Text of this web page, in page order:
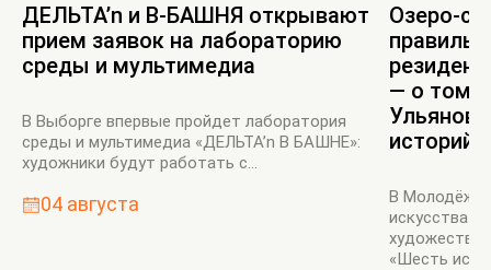
ДЕЛЬТА’n и В-БАШНЯ открывают
прием заявок на лабораторию
среды и мультимедиа
В Выборге впервые пройдет лаборатория
среды и мультимедиа «ДЕЛЬТА’n В БАШНЕ»:
художники будут работать с...
04 августа
Озеро-
— о том,
историй
В
искусства
«Шесть